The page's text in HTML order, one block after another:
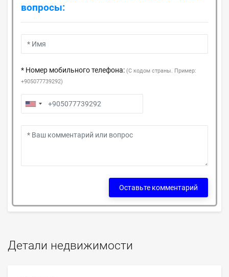
Детали недвижимости
вопросы:
* Номер мобильного телефона: (С кодом страны. Пример:
+905077739292)
Оставьте комментарий